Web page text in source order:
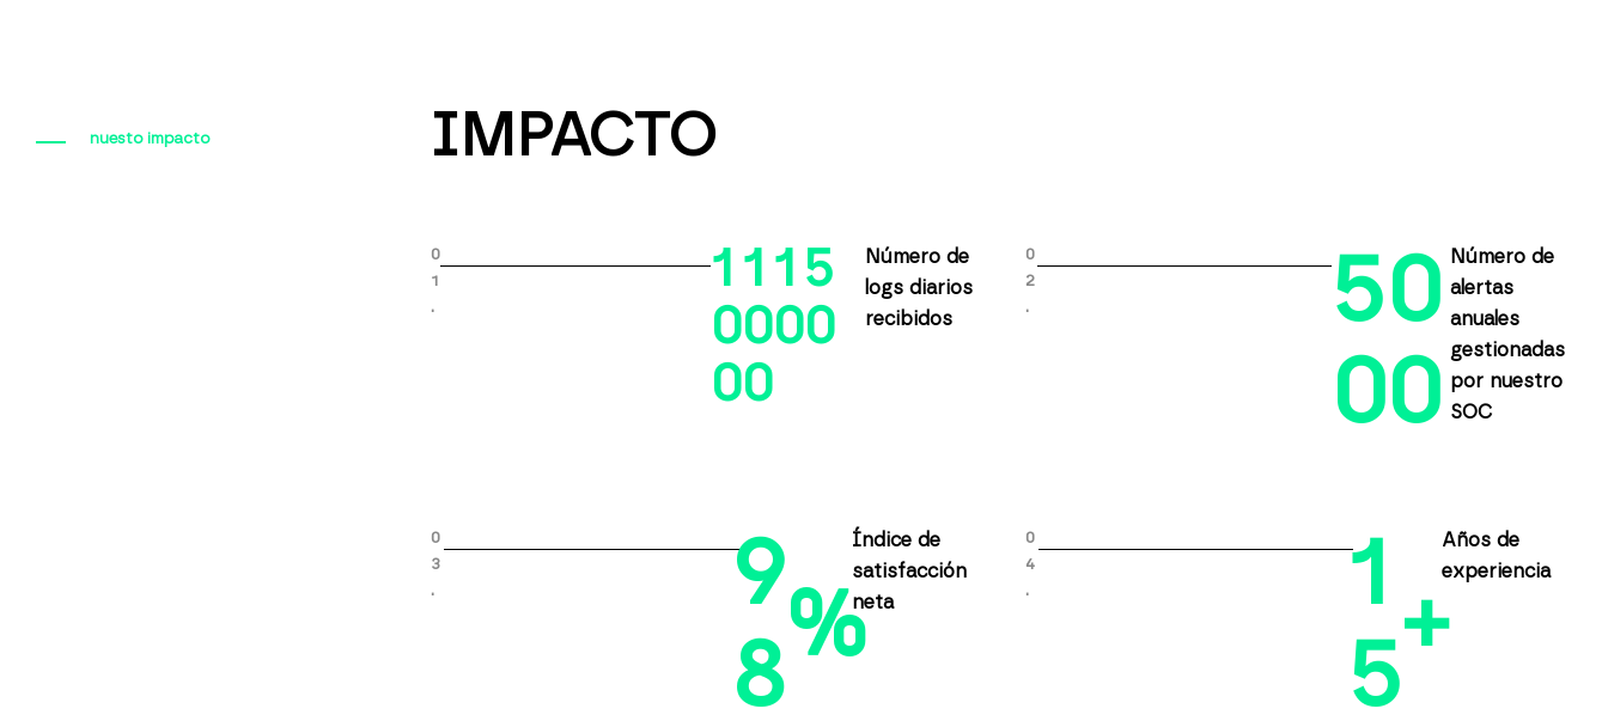
nuesto impacto IMPACTO
0
1
.
1 1 1 5
0000
00
Número de
logs diarios
recibidos
0
2
.
50
00
Número de
alertas
anuales
gestionadas
por nuestro
SOC
0
3
.
9
8
%
Índice de
satisfacción
neta
0
4
.
1
5
+
Años de
experiencia